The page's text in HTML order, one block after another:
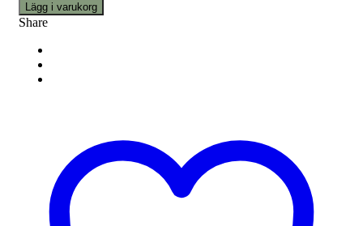
Lägg i varukorg
Share